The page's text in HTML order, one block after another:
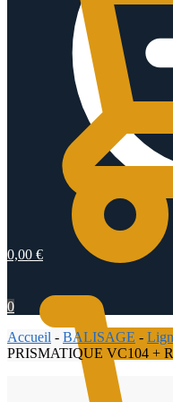
0,00 €
0
Accueil - BALISAGE -
PRISMATIQUE VC104 +